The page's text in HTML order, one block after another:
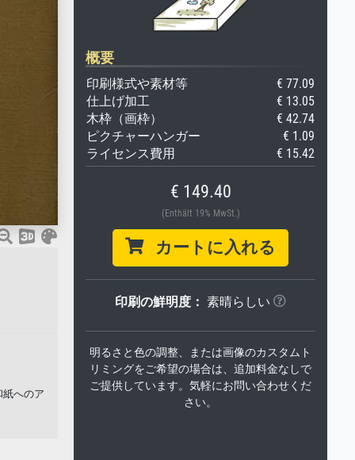
紙へのア
概要
印刷様式や素材等
€ 77.09
仕上げ加工
€ 13.05
木枠（画枠）
€ 42.74
ピクチャーハンガー
€ 1.09
ライセンス費用
€ 15.42
€ 149.40
(Enthält 19% MwSt.)
カートに入れる
印刷の鮮明度： 素晴らしい
明るさと色の調整、または画像のカスタムト
リミングをご希望の場合は、追加料金なしで
ご提供しています。気軽にお問い合わせくだ
さい。